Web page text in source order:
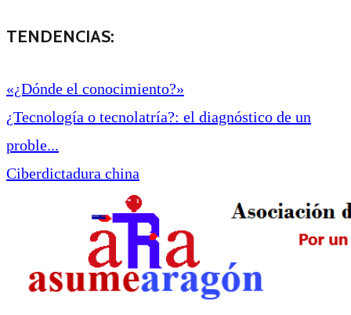
TENDENCIAS:
«¿Dónde el conocimiento?»
¿Tecnología o tecnolatría?: el diagnóstico de un
proble...
Ciberdictadura china